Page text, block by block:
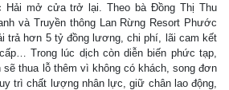
Hải mở cửa trở lại. Theo bà Đồng Thị Thu
và Truyền thông Lan Rừng Resort Phước
trả hơn 5 tỷ đồng lương, chi phí, lãi cam kết
Trong lúc dịch còn diễn biến phức tạp,
thua lỗ thêm vì không có khách, song đơn
trì chất lượng nhân lực, giữ chân lao động,